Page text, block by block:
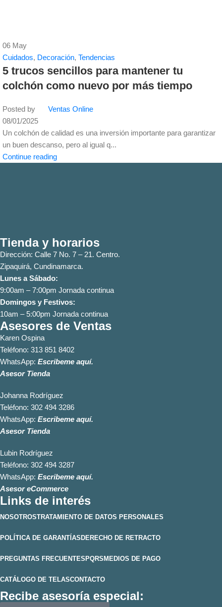
06 May
Cuidados, Decoración, Tendencias
5 trucos sencillos para mantener tu
colchón como nuevo por más tiempo
Posted by
Ventas Online
08/01/2025
Un colchón de calidad es una inversión importante para garantizar
un buen descanso, pero al igual q...
Continue reading
Tienda y horarios
Dirección: Calle 7 No. 7 – 21. Centro.
Zipaquirá, Cundinamarca.
Lunes a Sábado:
9:00am – 7:00pm Jornada continua
Domingos y Festivos:
10am – 5:00pm Jornada continua
Asesores de Ventas
Karen Ospina
Teléfono: 313 851 8402
WhatsApp: Escribeme aquí.
Asesor Tienda
Johanna Rodríguez
Teléfono: 302 494 3286
WhatsApp: Escribeme aquí.
Asesor Tienda
Lubin Rodríguez
Teléfono: 302 494 3287
WhatsApp: Escribeme aquí.
Asesor eCommerce
Links de interés
NOSOTROSTRATAMIENTO DE DATOS PERSONALES
POLÍTICA DE GARANTÍAS DERECHO DE RETRACTO
PREGUNTAS FRECUENTES PQRS MEDIOS DE PAGO
CATÁLOGO DE TELASCONTACTO
Recibe asesoría especial: